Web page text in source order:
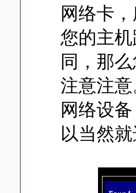
网络卡
您的主
同，那
注意注
网络设
以当然